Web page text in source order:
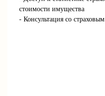
стоимости имущества
- Консультация со